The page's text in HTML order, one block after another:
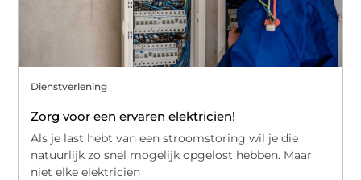
Dienstverlening
Zorg voor een ervaren elektricien!
Als je last hebt van een stroomstoring wil je die
natuurlijk zo snel mogelijk opgelost hebben. Maar
niet elke elektricien